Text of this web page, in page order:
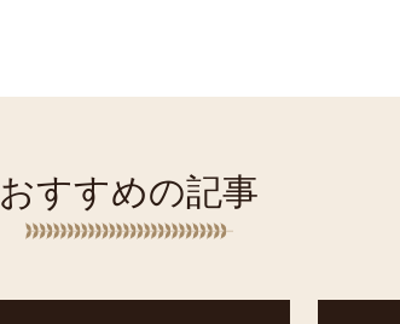
おすすめの記事